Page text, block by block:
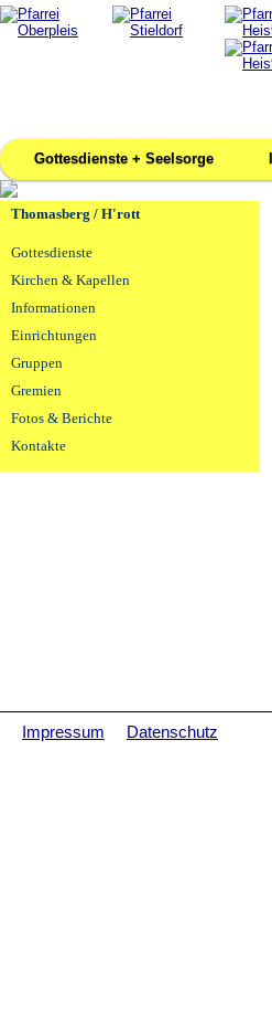
Gottesdienste + Seelsorge
Thomasberg / H'rott
Gottesdienste
Kirchen & Kapellen
Informationen
Einrichtungen
Gruppen
Gremien
Fotos & Berichte
Kontakte
Impressum Datenschutz